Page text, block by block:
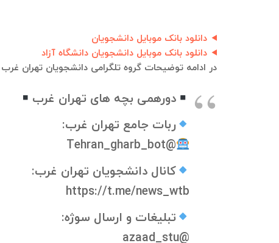
دانلود بانک موبایل دانشجویان
دانلود بانک موبایل دانشجویان دانشگاه آزاد
در ادامه توضیحات گروه تلگرامی دانشجویان تهران
دورهمی بچه های تهران غرب
ربات جامع تهران غرب:
@Tehran_gharb_bot
کانال دانشجویان تهران غرب:
https://t.me/news_wtb
تبلیغات و ارسال سوژه:
@azaad_stu